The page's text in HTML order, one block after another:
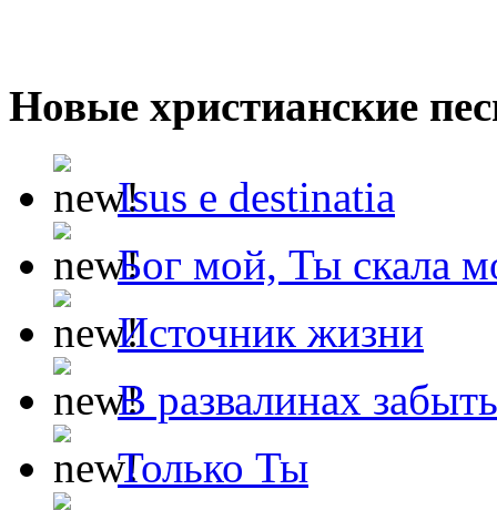
Новые христианские
Isus e destinatia
Бог мой, Ты скала
Источник жизни
В развалинах
Только Ты